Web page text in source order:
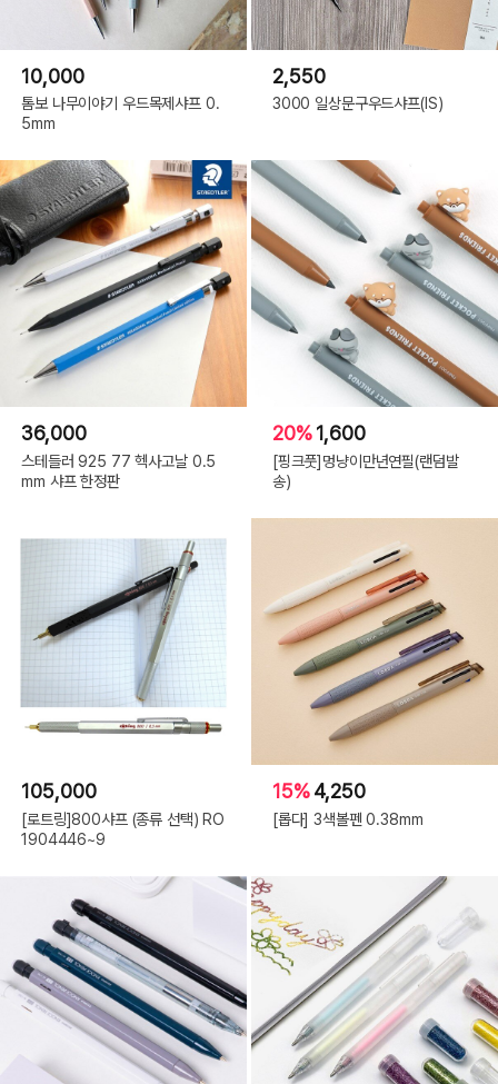
10,000
톰보 나무이야기 우드목제샤프 0.
5mm
2,550
3000 일상문구우드샤프(IS)
36,000
스테들러 925 77 헥사고날 0.5
mm 샤프 한정판
20%1,600
[핑크풋]멍냥이만년연필(랜덤발
송)
105,000
[로트링]800샤프 (종류 선택) RO
1904446~9
15%4,250
[롭다] 3색볼펜 0.38mm